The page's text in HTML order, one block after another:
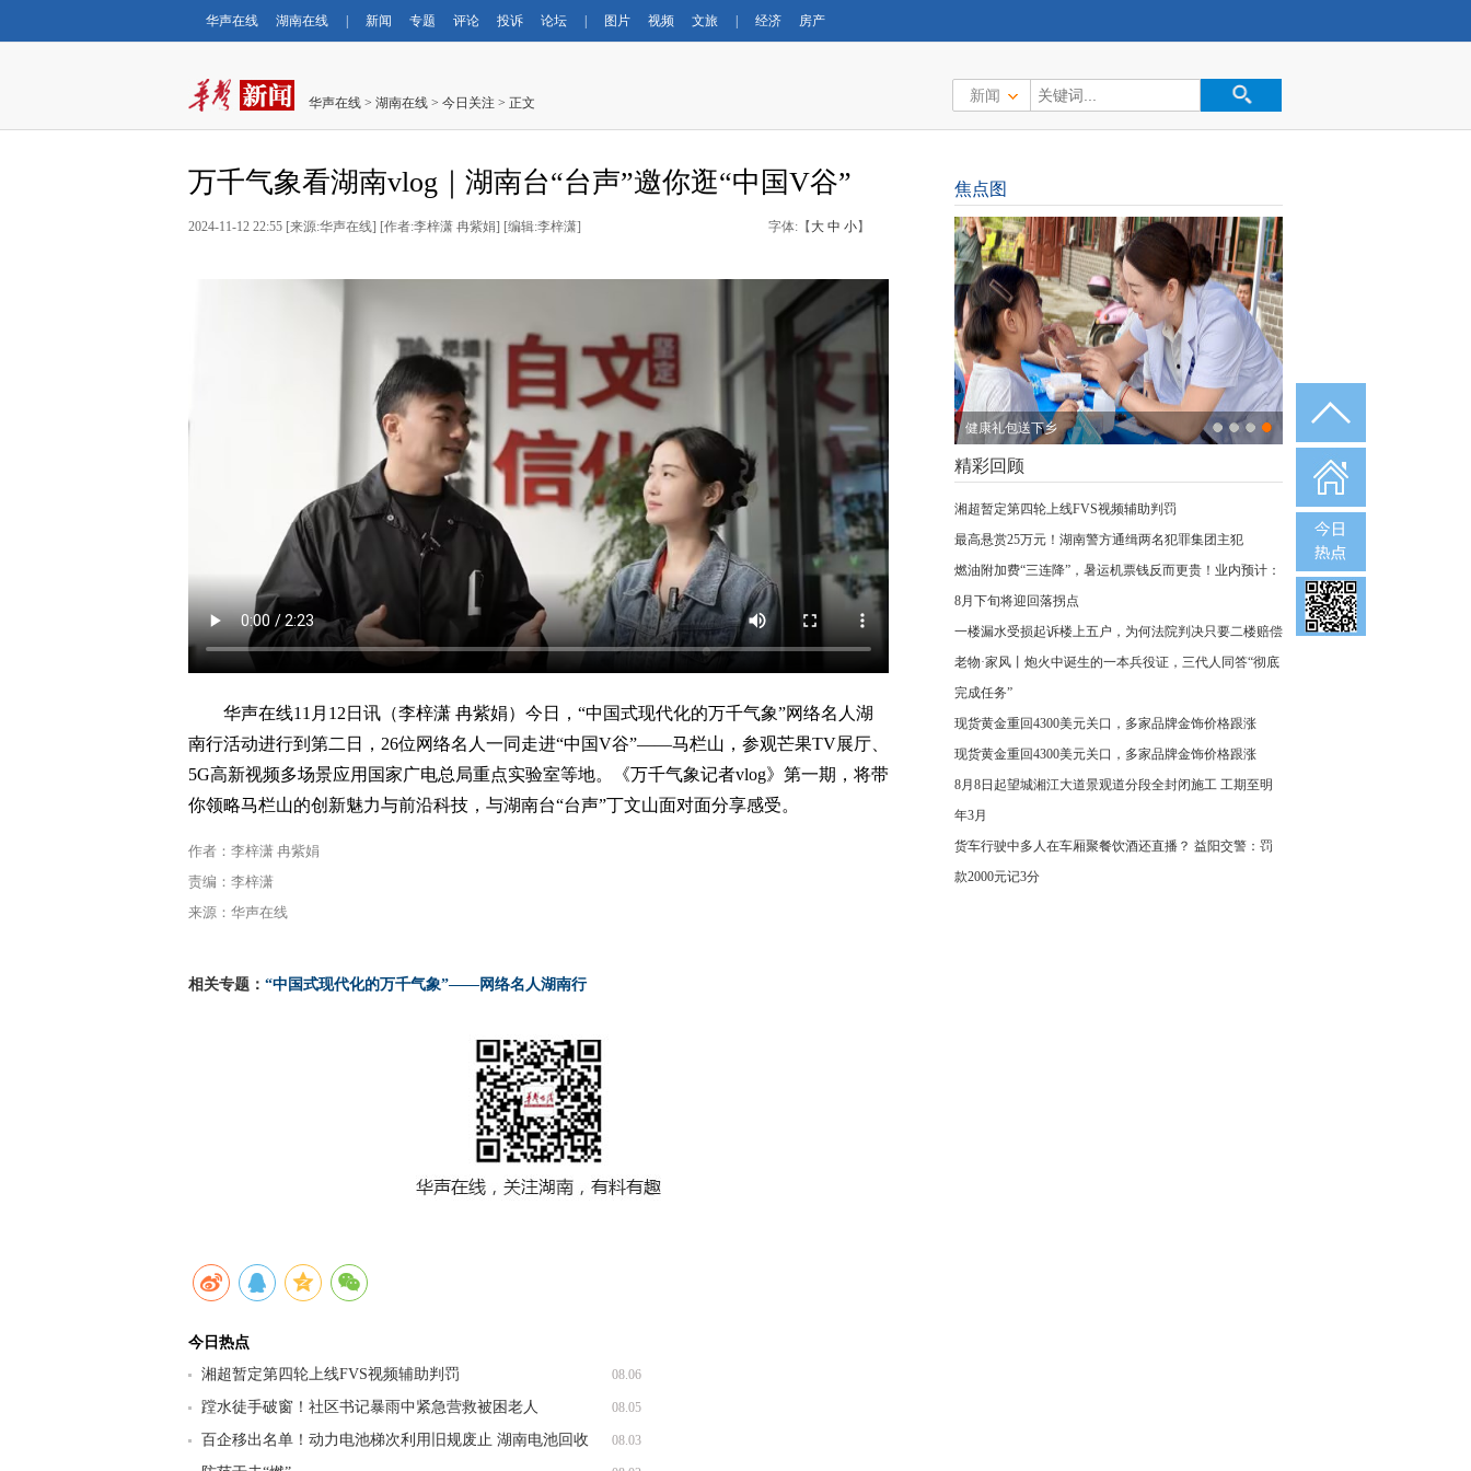
华声在线 湖南在线 新闻 专题 评论 投诉 论坛 图片 视频 文旅 经济 房产
华声在线 > 湖南在线 > 今日关注 > 正文 新闻
万千气象看湖南vlog｜湖南台“台声”邀你逛“中国V谷”
2024-11-12 22:55 [来源:华声在线] [作者:李梓潇 冉紫娟] [编辑:李梓潇] 字体:【 大 中 小】
华声在线11月12日讯（李梓潇 冉紫娟）今日，“中国式现代化的万千气象”网络名人湖
南行活动进行到第二日，26位网络名人一同走进“中国V谷”——马栏山，参观芒果TV展厅、
5G高新视频多场景应用国家广电总局重点实验室等地。《万千气象记者vlog》第一期，将带
你领略马栏山的创新魅力与前沿科技，与湖南台“台声”丁文山面对面分享感受。
作者：李梓潇 冉紫娟
责编：李梓潇
来源：华声在线
相关专题： “中国式现代化的万千气象”——网络名人湖南行
今日热点
湘超暂定第四轮上线FVS视频辅助判罚
08.06
蹚水徒手破窗！社区书记暴雨中紧急营救被困老人 08.05
百企移出名单！动力电池梯次利用旧规废止 湖南电池回收
08.03
焦点图
健康礼包送下乡
精彩回顾
湘超暂定第四轮上线FVS视频辅助判罚
最高悬赏25万元！湖南警方通缉两名犯罪集团主犯
燃油附加费“三连降”，暑运机票钱反而更贵！业内预计：
8月下旬将迎回落拐点
一楼漏水受损起诉楼上五户，为何法院判决只要二楼赔偿
老物·家风丨炮火中诞生的一本兵役证，三代人同答“彻底
完成任务”
现货黄金重回4300美元关口，多家品牌金饰价格跟涨
现货黄金重回4300美元关口，多家品牌金饰价格跟涨
8月8日起望城湘江大道景观道分段全封闭施工 工期至明
年3月
货车行驶中多人在车厢聚餐饮酒还直播？ 益阳交警：罚
款2000元记3分